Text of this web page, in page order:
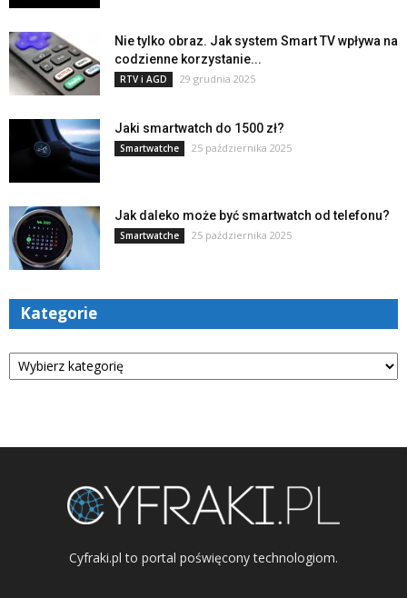
Nie tylko obraz. Jak system Smart TV wpływa na
codzienne korzystanie...
RTV i AGD 29 grudnia 2025
Jaki smartwatch do 1500 zł?
Smartwatche 25 października 2025
Jak daleko może być smartwatch od telefonu?
Smartwatche 25 października 2025
Kategorie
Kategorie
Cyfraki.pl to portal poświęcony technologiom.